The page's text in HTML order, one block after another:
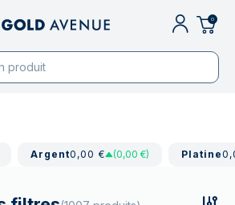
0
Argent0,00 € (0,00 €) Platine